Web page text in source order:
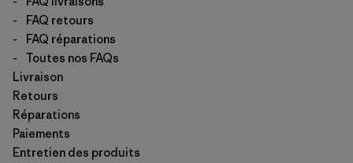
-
FAQ retours
-
FAQ réparations
-
Toutes nos FAQs
Livraison
Retours
Réparations
Paiements
Entretien des produits